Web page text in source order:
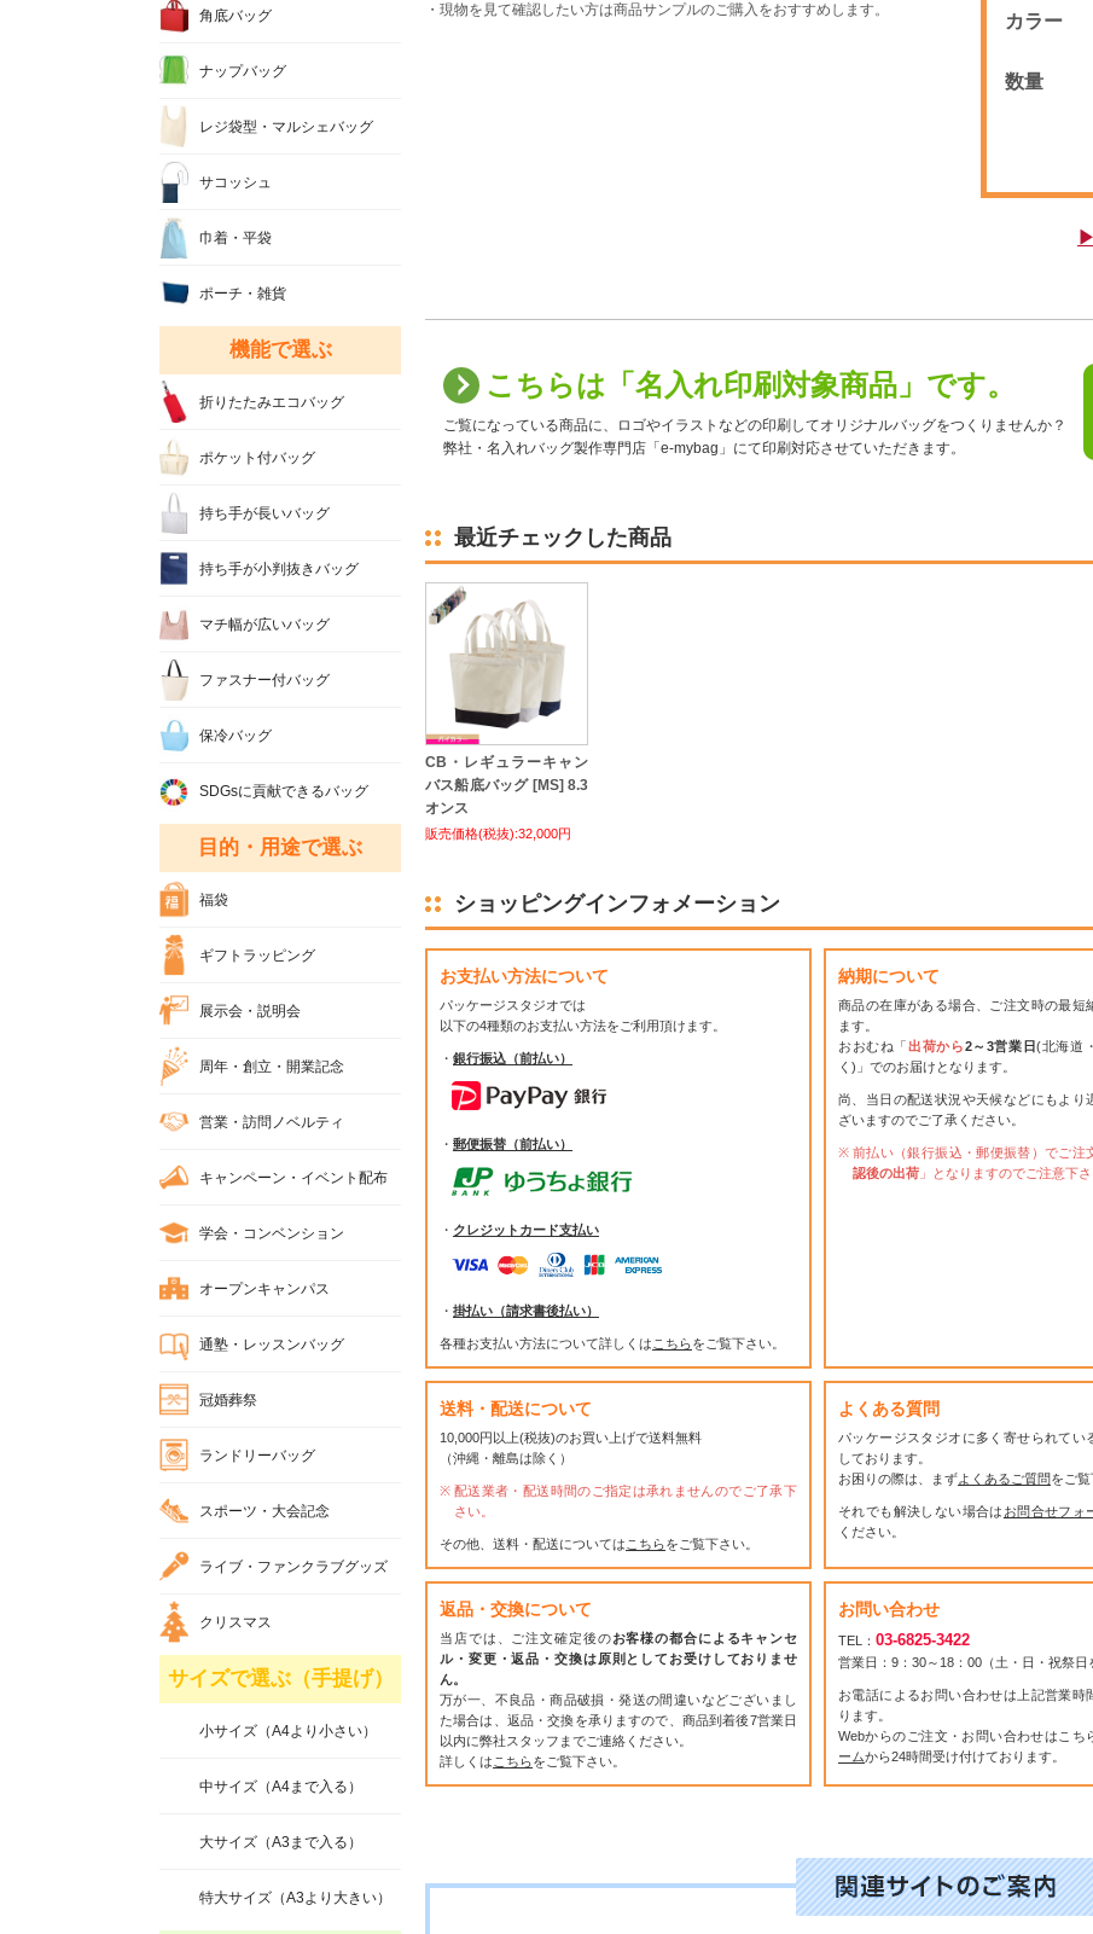
・現物を見て確認したい方は商品サンプルのご購入をおすすめします。
カラー
数量
こちらは「名入れ印刷対象商品」です。
ご覧になっている商品に、ロゴやイラストなどの印刷してオリジナルバッグをつくりませんか？
弊社・名入れバッグ製作専門店「e-mybag」にて印刷対応させていただきます。
最近チェックした商品
CB・レギュラーキャン
バス船底バッグ [MS] 8.3
オンス
販売価格(税抜):32,000円
ショッピングインフォメーション
お支払い方法について
パッケージスタジオでは
以下の4種類のお支払い方法をご利用頂けます。
・ 銀行振込（前払い）
・ 郵便振替（前払い）
・ クレジットカード支払い
・ 掛払い（請求書後払い）
各種お支払い方法について詳しくは こちらをご覧下さい。
納期について
商品の在庫がある場合、ご注文時の最短
ます。
おおむね「出荷から2～3営業日(北海道
く)」でのお届けとなります。
尚、当日の配送状況や天候などにもより
ざいますのでご了承ください。
前払い（銀行振込・郵便振替）でご注
認後の出荷 」となりますのでご注意下さ
送料・配送について
10,000円以上(税抜)のお買い上げで送料無料
（沖縄・離島は除く）
配送業者・配送時間のご指定は承れませんのでご了承下
さい。
その他、送料・配送については こちらをご覧下さい。
よくある質問
パッケージスタジオに多く寄せられてい
しております。
お困りの際は、まずよくあるご質問をご覧
それでも解決しない場合は お問合せフォ
ください。
返品・交換について
当店では、ご注文確定後のお客様の都合によるキャンセ
ル・変更・返品・交換は原則としてお受けしておりませ
ん。
万が一、不良品・商品破損・発送の間違いなどございまし
た場合は、返品・交換を承りますので、商品到着後7営業日
以内に弊社スタッフまでご連絡ください。
詳しくは こちらをご覧下さい。
お問い合わせ
TEL： 03-6825-3422
営業日：9：30～18：00（土・日・祝祭日
お電話によるお問い合わせは上記営業時
ります。
Webからのご注文・お問い合わせはこち
ームから24時間受け付けております。
角底バッグ
ナップバッグ
レジ袋型・マルシェバッグ
サコッシュ
巾着・平袋
ポーチ・雑貨
機能で選ぶ
折りたたみエコバッグ
ポケット付バッグ
持ち手が長いバッグ
持ち手が小判抜きバッグ
マチ幅が広いバッグ
ファスナー付バッグ
保冷バッグ
SDGsに貢献できるバッグ
目的・用途で選ぶ
福袋
ギフトラッピング
展示会・説明会
周年・創立・開業記念
営業・訪問ノベルティ
キャンペーン・イベント配布
学会・コンベンション
オープンキャンパス
通塾・レッスンバッグ
冠婚葬祭
ランドリーバッグ
スポーツ・大会記念
ライブ・ファンクラブグッズ
クリスマス
サイズで選ぶ（手提げ）
小サイズ（A4より小さい）
中サイズ（A4まで入る）
大サイズ（A3まで入る）
特大サイズ（A3より大きい）